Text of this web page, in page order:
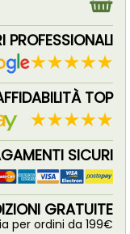
PROFESSIONALI
TOP
SICURI
GRATUITE
per ordini da 199€